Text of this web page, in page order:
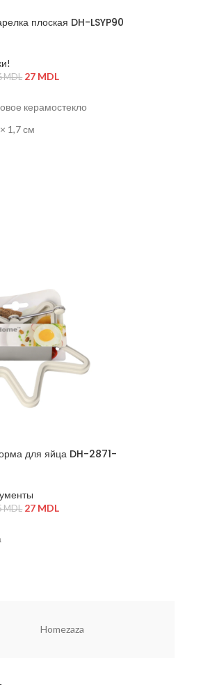
плоская DH-LSYP90
MDL 27 MDL
керамостекло
1,7 см
для яйца DH-2871-
MDL 27 MDL
Vaisselle